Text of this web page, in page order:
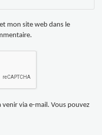
mon site web dans le
via e-mail. Vous pouvez